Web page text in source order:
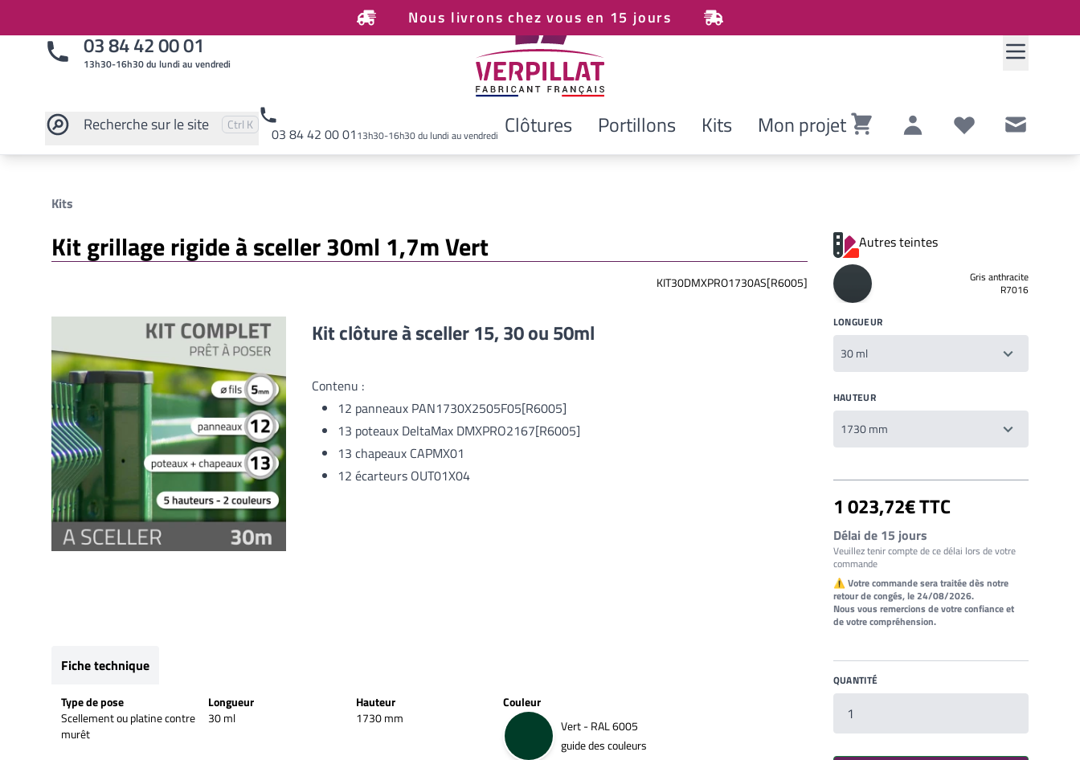
Nous livrons chez vous en 15 jours
03 84 42 00 01
13h30-16h30 du lundi au vendredi
Recherchesur le site Pressez
Ctrl et
K pour rechercher
03 84 42 00 0113h30-16h30 du lundi au vendredi Clôtures Portillons Kits Mon projet
Rechercher sur le site
Kits
Kit grillage rigide à sceller 30ml 1,7m Vert
KIT30DMXPRO1730AS[R6005]
Kit clôture à sceller 15, 30 ou 50ml
Contenu :
12 panneaux PAN1730X2505F05[R6005]
13 poteaux DeltaMax DMXPRO2167[R6005]
13 chapeaux CAPMX01
12 écarteurs OUT01X04
Fiche technique
Type de pose
Scellement ou platine contre
murêt
Longueur
30 ml
Hauteur
1730 mm
Couleur
Vert - RAL 6005
guide des couleurs
Autres teintes
Gris anthracite
R7016
LONGUEUR
HAUTEUR
1 023,72€ TTC
Délai de 15 jours
Veuillez tenir compte de ce délai lors de votre
commande
⚠ Votre commande sera traitée dès notre
retour de congés, le 24/08/2026.
Nous vous remercions de votre confiance et
de votre compréhension.
QUANTITÉ
0,00€